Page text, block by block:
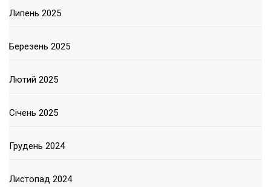
Липень 2025
Березень 2025
Лютий 2025
Січень 2025
Грудень 2024
Листопад 2024